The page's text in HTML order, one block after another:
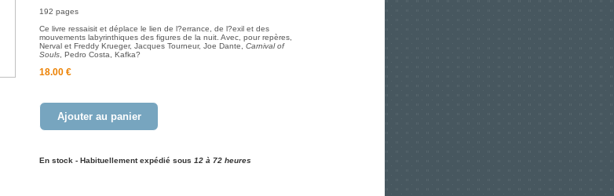
192 pages
Ce livre ressaisit et déplace le lien de l?errance, de l?exil et des
mouvements labyrinthiques des figures de la nuit. Avec, pour repères,
Nerval et Freddy Krueger, Jacques Tourneur, Joe Dante, Carnival of
Souls , Pedro Costa, Kafka?
18.00 €
Ajouter au panier
En stock - Habituellement expédié sous 12 à 72 heures